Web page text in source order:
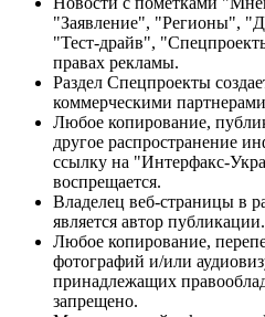
"Заявление", "Регионы",
"Тест-драйв",
правах рекламы.
Раздел Спецпроекты
коммерческими
Любое копирование,
другое распространение
ссылку на "Интерфакс-
воспрещается.
Владелец веб-страницы в
является автор публикации.
Любое копирование,
фотографий и/или
принадлежащих
запрещено.